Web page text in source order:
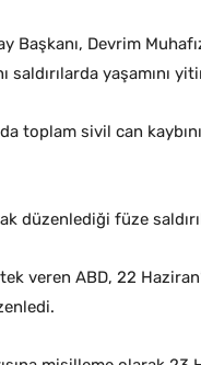
Başkanı, Devrim
saldırılarda yaşamını
toplam sivil can
düzenlediği füze
veren ABD, 22